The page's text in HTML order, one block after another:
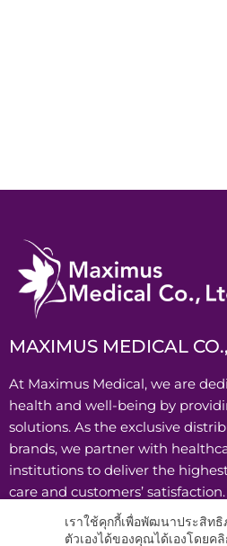
MAXIMUS MEDICAL
At Maximus Medical, we are
health and well-being by
solutions. As the exclusive
brands, we partner with
institutions to deliver the
care and customers’ satisfaction.
เราใช้คุกกี้เพื่อพัฒนาประสิท
ตัวเองได้ของคุณได้เองโดยค